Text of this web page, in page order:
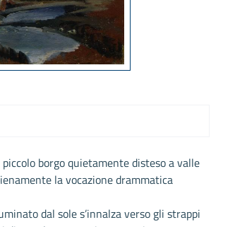
borgo quietamente disteso a valle
la vocazione drammatica
dal sole s’innalza verso gli strappi